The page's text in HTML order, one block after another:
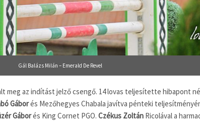
Gál Balázs Milán – Emerald De Revel
meg az indítást jelző csengő. 14 lovas teljesítette hibapont
Gáborés Mezőhegyes Chabala javítva pénteki
Gáborés King Cornet PGO. Czékus Zoltán Ricolával a